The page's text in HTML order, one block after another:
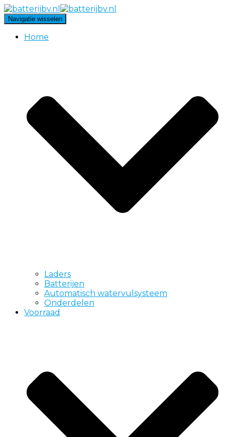
Navigatie wisselen
Home
Laders
Batterijen
Automatisch watervulsysteem
Onderdelen
Voorraad